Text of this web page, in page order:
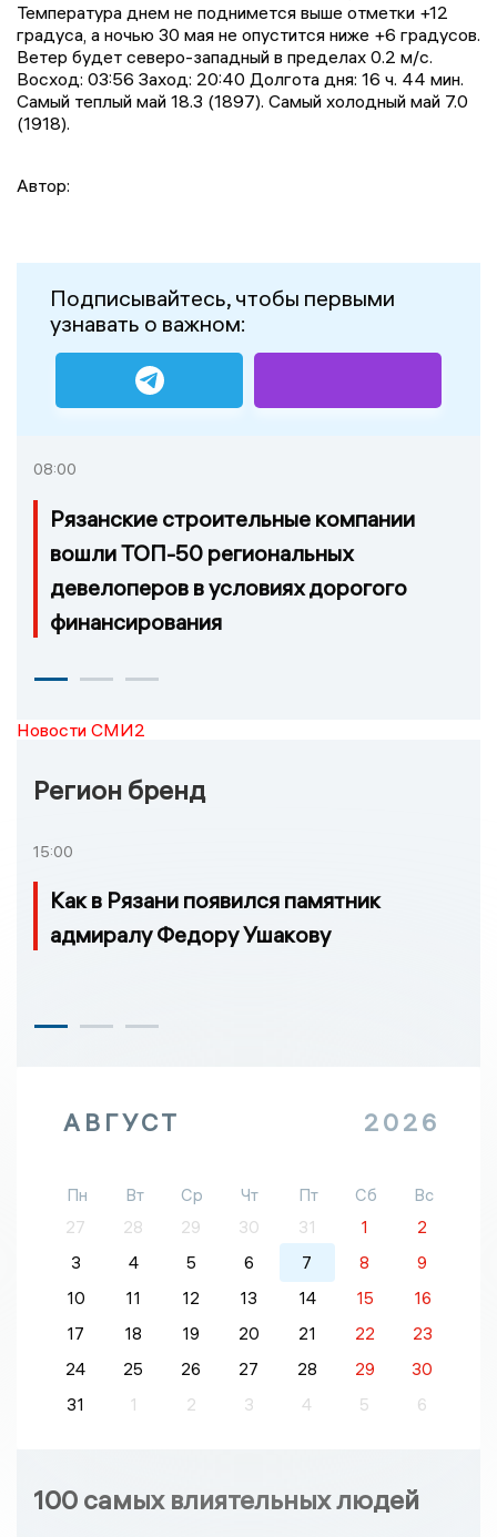
Температура днем не поднимется выше отметки +12
градусa, a ночью 30 мая не опустится ниже +6 градусов.
Ветер будет северо-западный в пределах 0.2 м/с.
Восход: 03:56 Заход: 20:40 Долгота дня: 16 ч. 44 мин.
Самый теплый май 18.3 (1897). Самый холодный май 7.0
(1918).
Автор:
Подписывайтесь, чтобы первыми
узнавать о важном:
08:00
Рязанские строительные компании
вошли ТОП-50 региональных
девелоперов в условиях дорогого
финансирования
Новости СМИ2
Регион бренд
15:00
Как в Рязани появился памятник
адмиралу Федору Ушакову
АВГУСТ 2026
Пн Вт Ср Чт Пт Сб
Вс
27
28 29 30 31 1
2
3
4 5 6 7 8
9
10
11 12 13 14 15
16
17
18 19 20 21 22
23
24
25 26 27 28 29
30
31
1 2 3 4 5 6
100 самых влиятельных людей